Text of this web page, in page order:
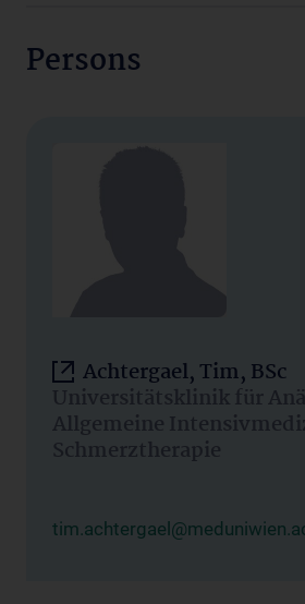
Persons
Achtergael, Tim, BSc
Universitätsklinik für
Allgemeine
Schmerztherapie